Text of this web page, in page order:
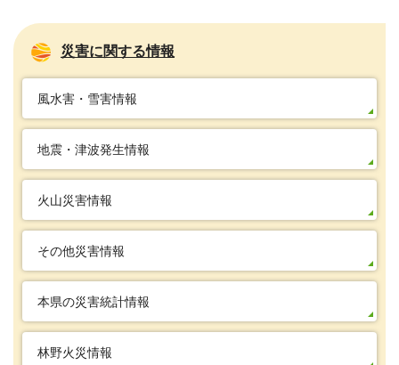
災害に関する情報
風水害・雪害情報
地震・津波発生情報
火山災害情報
その他災害情報
本県の災害統計情報
林野火災情報